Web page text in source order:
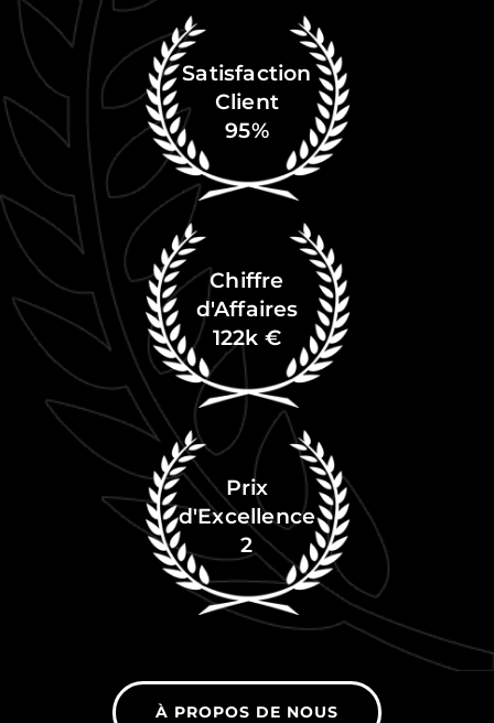
Satisfaction
Client
95%
Chiffre
d'Affaires
122k €
Prix
d'Excellence
2
À PROPOS DE NOUS